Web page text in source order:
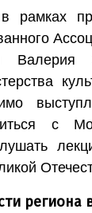
рамках
Валерия
с
региона